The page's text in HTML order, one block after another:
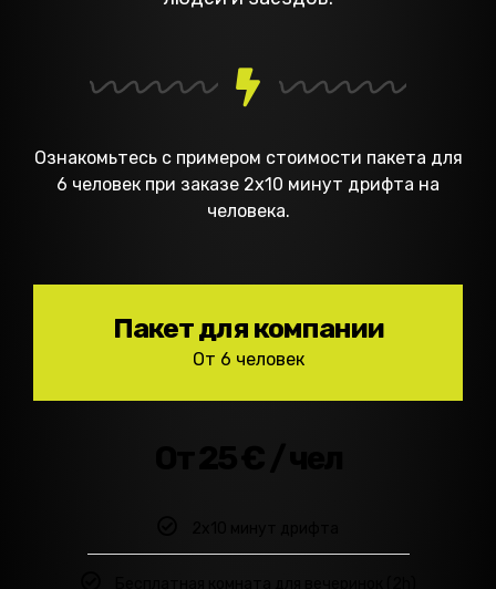
Ознакомьтесь с примером стоимости пакета для
6 человек при заказе 2х10 минут дрифта на
человека.
Пакет для компании
От 6 человек